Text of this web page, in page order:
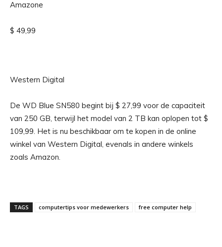
Amazone
$ 49,99
Western Digital
De WD Blue SN580 begint bij $ 27,99 voor de capaciteit
van 250 GB, terwijl het model van 2 TB kan oplopen tot $
109,99. Het is nu beschikbaar om te kopen in de online
winkel van Western Digital, evenals in andere winkels
zoals Amazon.
TAGS computertips voor medewerkers free computer help